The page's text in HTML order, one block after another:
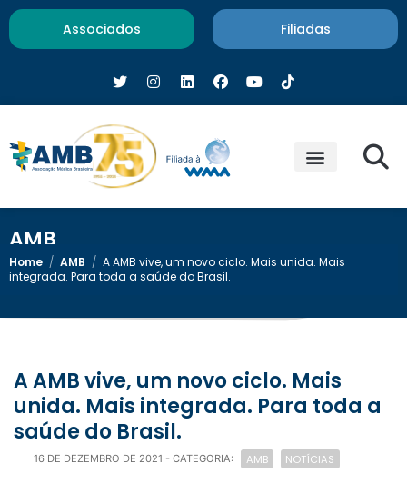
Associados Filiadas
AMB
Home / AMB / A AMB vive, um novo ciclo. Mais unida. Mais
integrada. Para toda a saúde do Brasil.
A AMB vive, um novo ciclo. Mais
unida. Mais integrada. Para toda a
saúde do Brasil.
16 DE DEZEMBRO DE 2021 - CATEGORIA: AMB NOTÍCIAS